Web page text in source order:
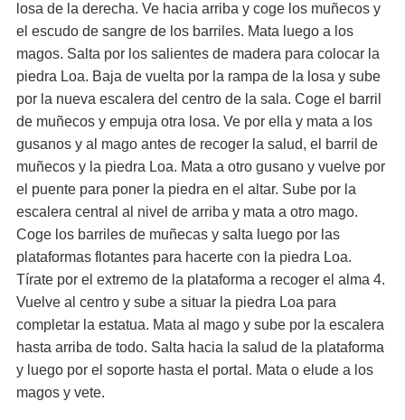
losa de la derecha. Ve hacia arriba y coge los muñecos y
el escudo de sangre de los barriles. Mata luego a los
magos. Salta por los salientes de madera para colocar la
piedra Loa. Baja de vuelta por la rampa de la losa y sube
por la nueva escalera del centro de la sala. Coge el barril
de muñecos y empuja otra losa. Ve por ella y mata a los
gusanos y al mago antes de recoger la salud, el barril de
muñecos y la piedra Loa. Mata a otro gusano y vuelve por
el puente para poner la piedra en el altar. Sube por la
escalera central al nivel de arriba y mata a otro mago.
Coge los barriles de muñecas y salta luego por las
plataformas flotantes para hacerte con la piedra Loa.
Tírate por el extremo de la plataforma a recoger el alma 4.
Vuelve al centro y sube a situar la piedra Loa para
completar la estatua. Mata al mago y sube por la escalera
hasta arriba de todo. Salta hacia la salud de la plataforma
y luego por el soporte hasta el portal. Mata o elude a los
magos y vete.